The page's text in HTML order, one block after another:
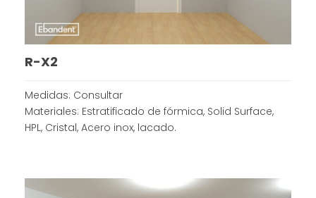
R-X2
Medidas: Consultar
Materiales: Estratificado de fórmica, Solid Surface,
HPL, Cristal, Acero inox, lacado.